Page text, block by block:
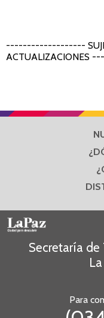
-------------------
Secretaría de
Para